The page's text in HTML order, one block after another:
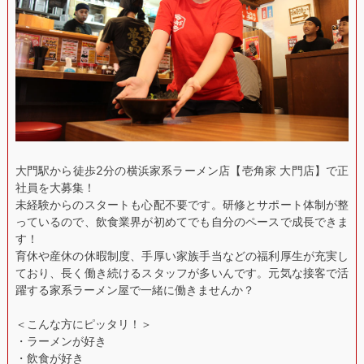
大門駅から徒歩2分の横浜家系ラーメン店【壱角家 大門店】で正
社員を大募集！
未経験からのスタートも心配不要です。研修とサポート体制が整
っているので、飲食業界が初めてでも自分のペースで成長できま
す！
育休や産休の休暇制度、手厚い家族手当などの福利厚生が充実し
ており、長く働き続けるスタッフが多いんです。元気な接客で活
躍する家系ラーメン屋で一緒に働きませんか？
＜こんな方にピッタリ！＞
・ラーメンが好き
・飲食が好き